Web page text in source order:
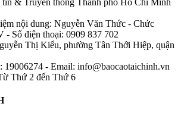
& Truyền thông Thành phố Hồ Chí Minh
nội dung: Nguyễn Văn Thức - Chức
Số điện thoại: 0909 837 702
Thị Kiểu, phường Tân Thới Hiệp, quận
- Email: info@baocaotaichinh.vn
Thứ 2 đến Thứ 6